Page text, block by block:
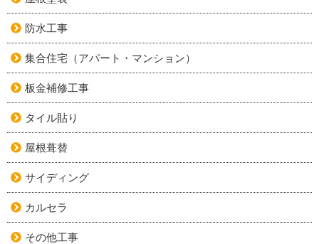
防水工事
集合住宅（アパート・マンション）
板金補修工事
タイル貼り
屋根葺替
サイディング
カルセラ
その他工事